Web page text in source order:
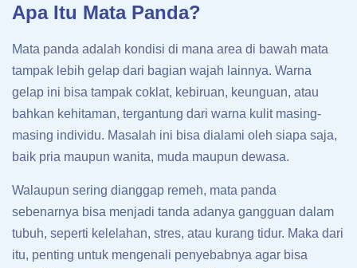
Apa Itu Mata Panda?
Mata panda adalah kondisi di mana area di bawah mata
tampak lebih gelap dari bagian wajah lainnya. Warna
gelap ini bisa tampak coklat, kebiruan, keunguan, atau
bahkan kehitaman, tergantung dari warna kulit masing-
masing individu. Masalah ini bisa dialami oleh siapa saja,
baik pria maupun wanita, muda maupun dewasa.
Walaupun sering dianggap remeh, mata panda
sebenarnya bisa menjadi tanda adanya gangguan dalam
tubuh, seperti kelelahan, stres, atau kurang tidur. Maka dari
itu, penting untuk mengenali penyebabnya agar bisa